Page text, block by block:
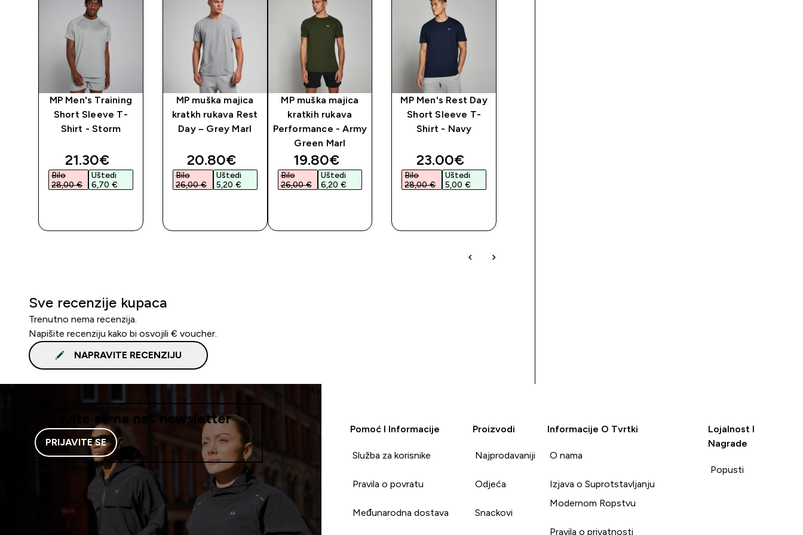
MP Men's Training
Short Sleeve T-
Shirt - Storm
discounted price
21.30€‎
Bilo
28,00 €‎
Uštedi
6,70 €‎
MP muška majica
kratkh rukava Rest
Day – Grey Marl
discounted price
20.80€‎
Bilo
26,00 €‎
Uštedi
5,20 €‎
MP muška majica
kratkih rukava
Performance - Army
Green Marl
discounted price
19.80€‎
Bilo
26,00 €‎
Uštedi
6,20 €‎
MP Men's Rest Day
Short Sleeve T-
Shirt - Navy
discounted price
23.00€‎
Bilo
28,00 €‎
Uštedi
5,00 €‎
Sve recenzije kupaca
Trenutno nema recenzija.
Napišite recenziju kako bi osvojili € voucher.
NAPRAVITE RECENZIJU
Prijavite se na naš newsletter
PRIJAVITE SE
Pomoć I Informacije
Služba za korisnike
Pravila o povratu
Međunarodna dostava
Proizvodi
Najprodavaniji
Odjeća
Snackovi
Informacije O Tvrtki
O nama
Izjava o Suprotstavljanju
Modernom Ropstvu
Pravila o privatnosti
Lojalnost I
Nagrade
Popusti